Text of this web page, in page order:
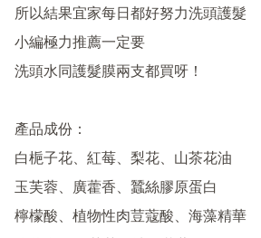
所以結果宜家每日都好努力洗頭護髮
小編極力推薦一定要
洗頭水同護髮膜兩支都買呀！
產品成份：
白梔子花、紅莓、梨花、山茶花油
玉芙蓉、廣藿香、蠶絲膠原蛋白
檸檬酸、植物性肉荳蔻酸、海藻精華